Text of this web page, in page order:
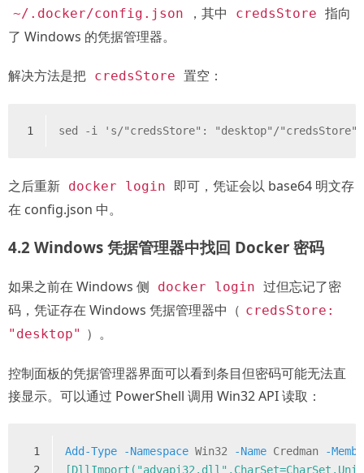
~/.docker/config.json ，其中 credsStore 指向
了 Windows 的凭据管理器。
解决方法是把 credsStore 置空：
1 sed -i 's/"credsStore": "desktop"/
之后重新 docker login
即可，凭证会以 base64 明文存
在 config.json 中。
4.2 Windows 凭据管理器中找回 Docker 密码
如果之前在 Windows 侧 docker login 过但忘记了密
码，凭证存在 Windows 凭据管理器中（ credsStore:
"desktop" ）。
控制面板的凭据管理器界面可以看到条目但密码可能无法直
接显示。可以通过 PowerShell 调用 Win32 API 读取：
1
2
Add-Type -Namespace Win32 -Name Credman
-